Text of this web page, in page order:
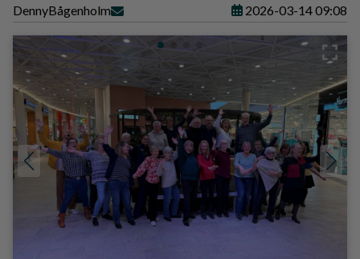
DennyBågenholm 2026-03-14 09:08